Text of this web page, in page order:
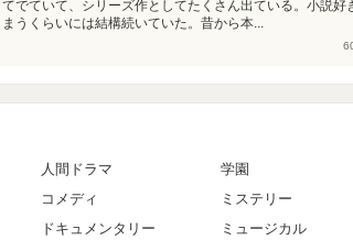
でていて、シリーズ作としてたくさん出ている。小説好
うくらいには結構続いていた。昔から本...
人間ドラマ
学園
コメディ
ミステリー
ドキュメンタリー
ミュージカル